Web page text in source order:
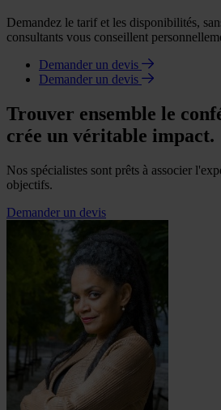
Demandez le tarif et les disponibilités,
consultants vous conseillent
Demander un devis
Demander un devis
Trouver ensemble le
crée un véritable impact.
Nos spécialistes sont prêts à associer
objectifs.
Demander un devis